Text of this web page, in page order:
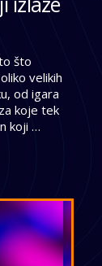
što
velikih
od igara
koje tek
koji
su
fantasy
dualnost
uvjeriti
[…]